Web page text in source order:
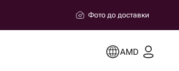
Фото до доставки
AMD